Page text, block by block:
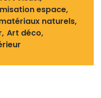
espace
naturels
Art déco